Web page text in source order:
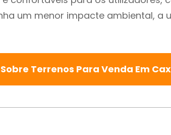
um menor impacte ambiental, a
Terrenos Para Venda Em